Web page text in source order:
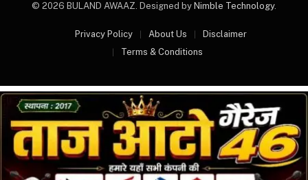
© 2026 BULAND AWAAZ. Designed by Nimble Technology.
Privacy Policy About Us
Disclaimer
Terms & Conditions